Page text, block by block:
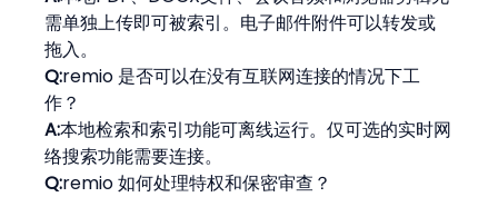
需单独上传即可被索引。电子邮件附件可以转发或
拖入。
Q:remio 是否可以在没有互联网连接的情况下工
作？
A:本地检索和索引功能可离线运行。仅可选的实时网
络搜索功能需要连接。
Q:remio 如何处理特权和保密审查？